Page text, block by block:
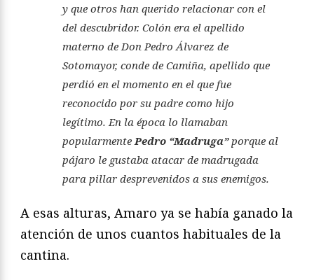
y que otros han querido relacionar con el
del descubridor. Colón era el apellido
materno de Don Pedro Álvarez de
Sotomayor, conde de Camiña, apellido que
perdió en el momento en el que fue
reconocido por su padre como hijo
legítimo. En la época lo llamaban
popularmente Pedro “Madruga”porque al
pájaro le gustaba atacar de madrugada
para pillar desprevenidos a sus enemigos.
A esas alturas, Amaro ya se había ganado la
atención de unos cuantos habituales de la
cantina.